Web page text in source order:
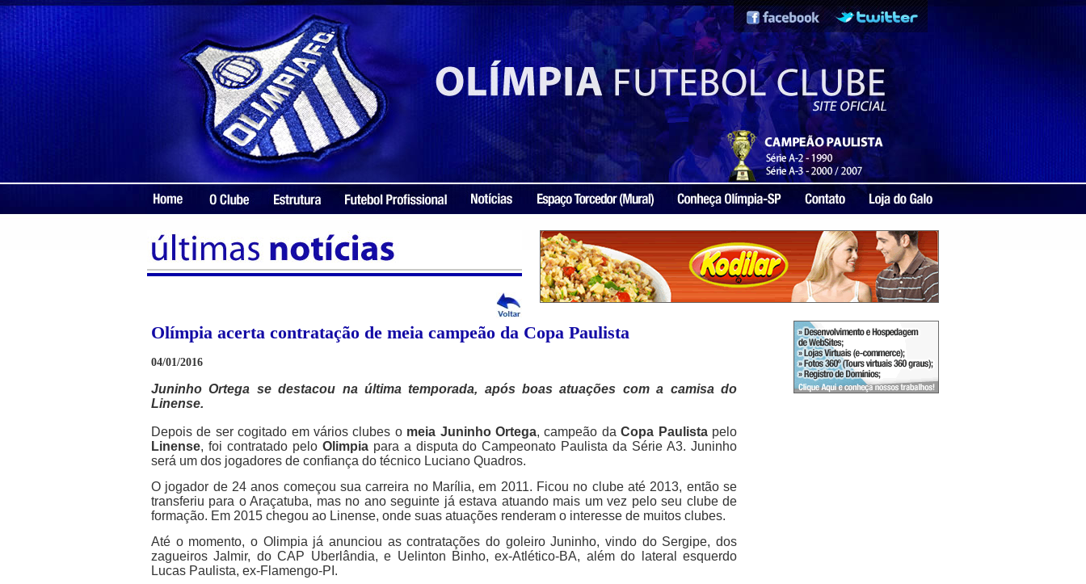
Olímpia acerta contratação de meia campeão da Copa Paulista
04/01/2016
Juninho Ortega se destacou na última temporada, após boas atuações com a camisa do
Linense.
Depois de ser cogitado em vários clubes o meia Juninho Ortega, campeão daCopa Paulistapelo
Linense, foi contratado peloOlimpiapara a disputa do Campeonato Paulista da Série A3. Juninho
será um dos jogadores de confiança do técnico Luciano Quadros.
O jogador de 24 anos começou sua carreira no Marília, em 2011. Ficou no clube até 2013, então se
transferiu para o Araçatuba, mas no ano seguinte já estava atuando mais um vez pelo seu clube de
formação. Em 2015 chegou ao Linense, onde suas atuações renderam o interesse de muitos clubes.
Até o momento, o Olimpia já anunciou as contratações do goleiro Juninho, vindo do Sergipe, dos
zagueiros Jalmir, do CAP Uberlândia, e Uelinton Binho, ex-Atlético-BA, além do lateral esquerdo
Lucas Paulista, ex-Flamengo-PI.